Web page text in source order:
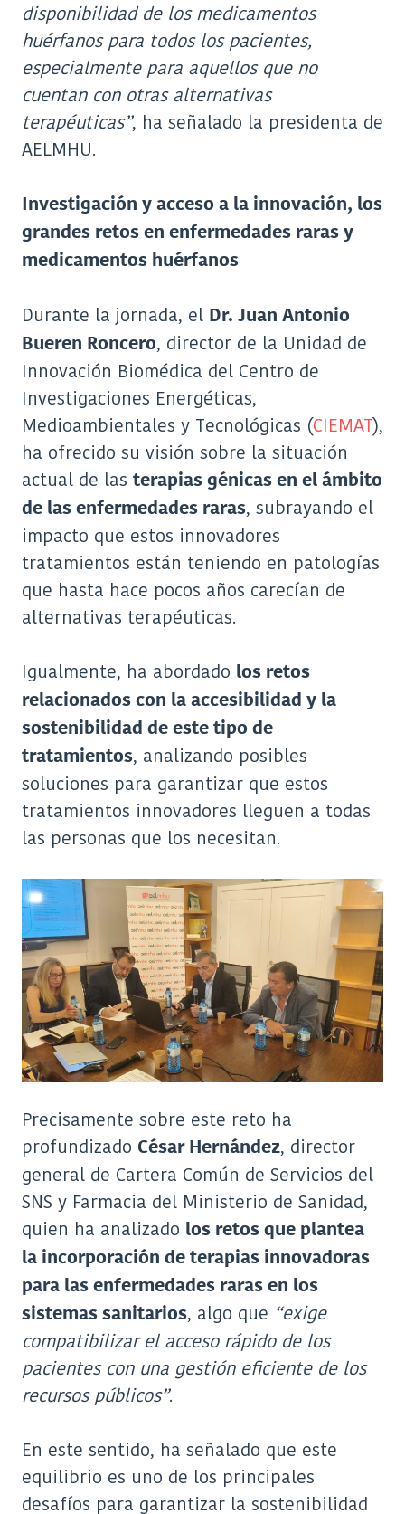
disponibilidad de los medicamentos
huérfanos para todos los pacientes,
especialmente para aquellos que no
cuentan con otras alternativas
terapéuticas”, ha señalado la presidenta de
AELMHU.
Investigación y acceso a la innovación, los
grandes retos en enfermedades raras y
medicamentos huérfanos
Durante la jornada, el Dr. Juan Antonio
Bueren Roncero, director de la Unidad de
Innovación Biomédica del Centro de
Investigaciones Energéticas,
Medioambientales y Tecnológicas (CIEMAT),
ha ofrecido su visión sobre la situación
actual de las terapias génicas en el ámbito
de las enfermedades raras, subrayando el
impacto que estos innovadores
tratamientos están teniendo en patologías
que hasta hace pocos años carecían de
alternativas terapéuticas.
Igualmente, ha abordado los retos
relacionados con la accesibilidad y la
sostenibilidad de este tipo de
tratamientos, analizando posibles
soluciones para garantizar que estos
tratamientos innovadores lleguen a todas
las personas que los necesitan.
Precisamente sobre este reto ha
profundizado César Hernández, director
general de Cartera Común de Servicios del
SNS y Farmacia del Ministerio de Sanidad,
quien ha analizado los retos que plantea
la incorporación de terapias innovadoras
para las enfermedades raras en los
sistemas sanitarios, algo que “exige
compatibilizar el acceso rápido de los
pacientes con una gestión eficiente de los
recursos públicos”.
En este sentido, ha señalado que este
equilibrio es uno de los principales
desafíos para garantizar la sostenibilidad